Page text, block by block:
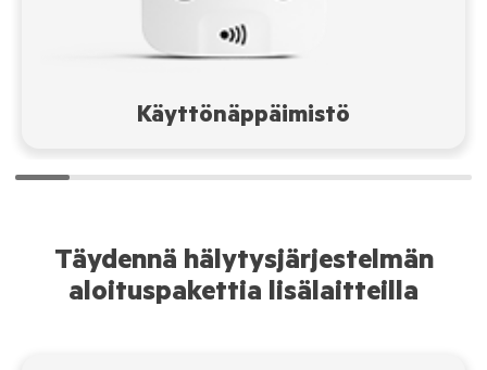
Käyttönäppäimistö
Täydennä hälytysjärjestelmän
aloituspakettia lisälaitteilla